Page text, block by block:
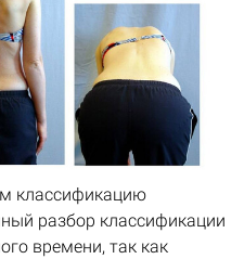
классификацию
разбор классификации
времени, так как